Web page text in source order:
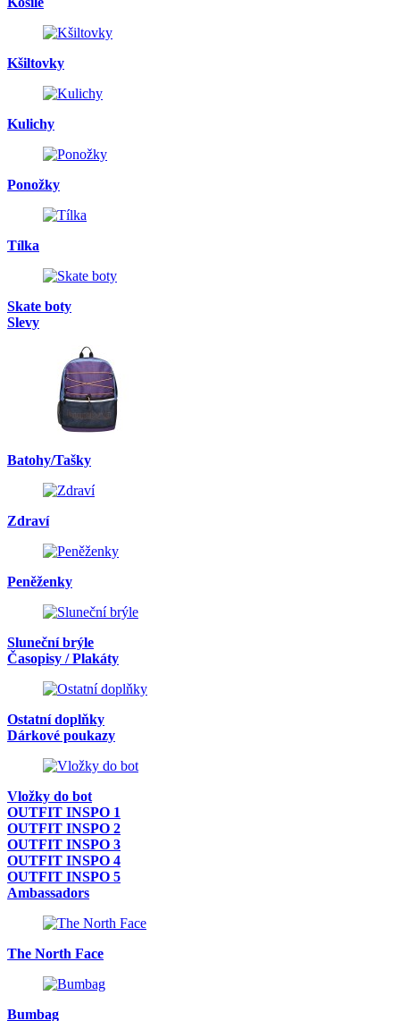
Kšiltovky
Kulichy
Ponožky
Tílka
Skate boty
Slevy
Batohy/Tašky
Zdraví
Peněženky
Sluneční brýle
Časopisy / Plakáty
Ostatní doplňky
Dárkové poukazy
Vložky do bot
OUTFIT INSPO 1
OUTFIT INSPO 2
OUTFIT INSPO 3
OUTFIT INSPO 4
OUTFIT INSPO 5
Ambassadors
The North Face
Bumbag